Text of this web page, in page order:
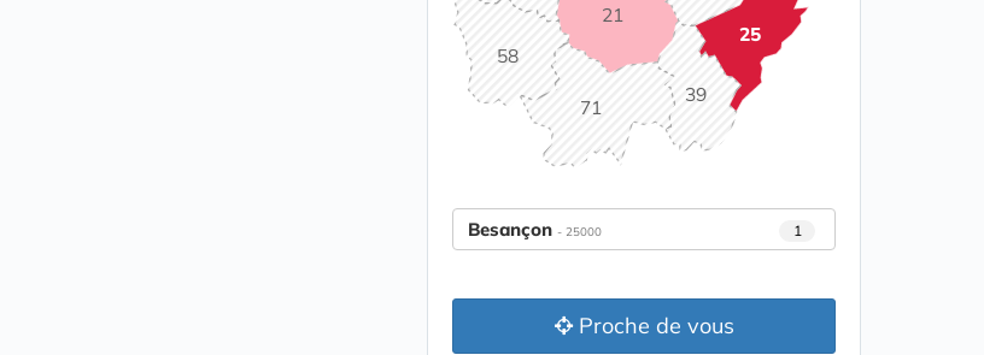
21
25
39
58
71
Besançon - 25000 1
Proche de vous